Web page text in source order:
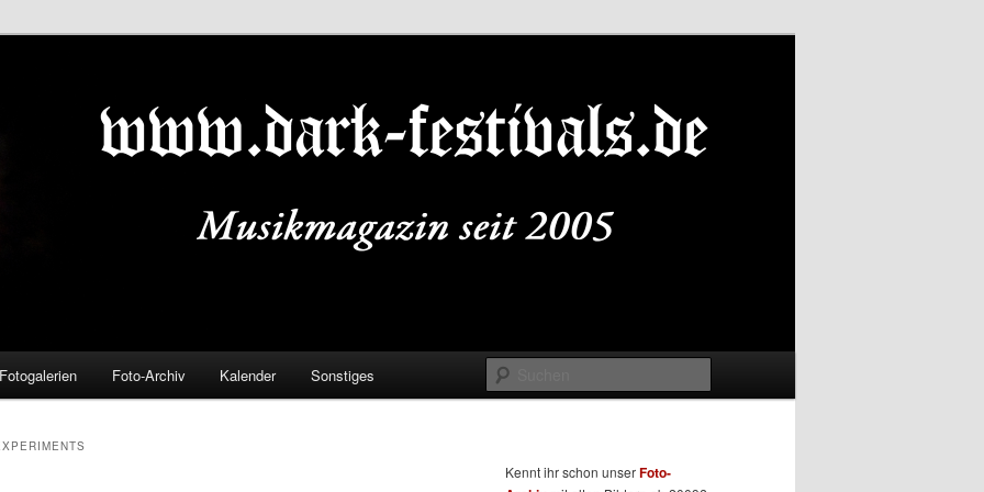
Fotogalerien Foto-Archiv Kalender Sonstiges
Kennt ihr schon unserFoto-